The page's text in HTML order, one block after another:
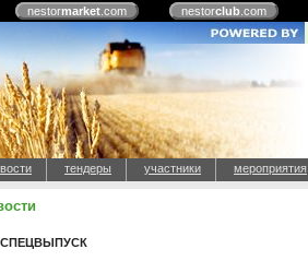
nestormarket.com nestorclub.com
тендеры участники мероприятия
СПЕЦВЫПУСК